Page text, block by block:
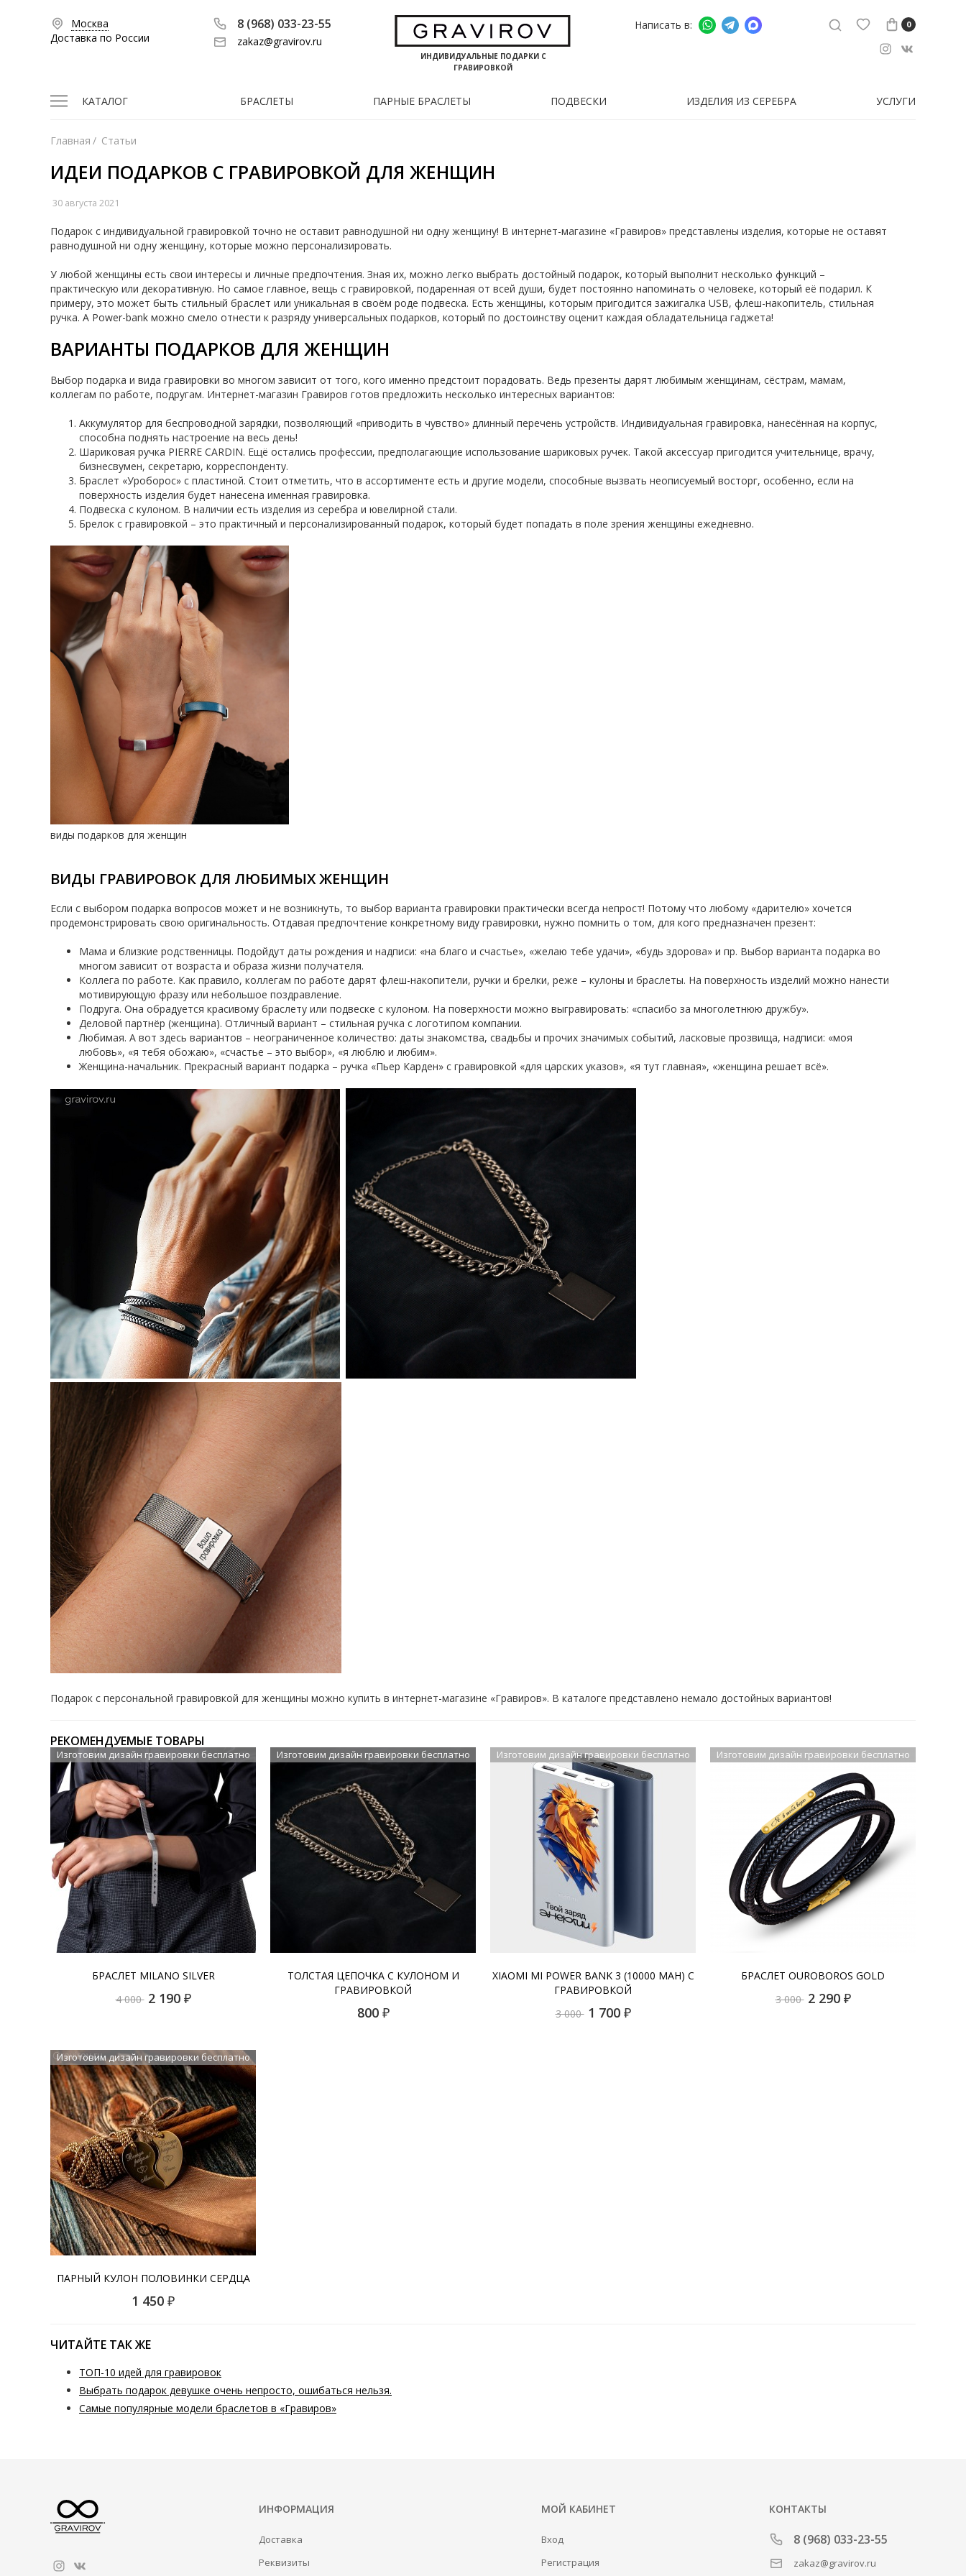
Москва
Доставка по России
8 (968) 033-23-55
zakaz@gravirov.ru
ИНДИВИДУАЛЬНЫЕ ПОДАРКИ С
ГРАВИРОВКОЙ
Написать в: 0
КАТАЛОГ БРАСЛЕТЫ ПАРНЫЕ БРАСЛЕТЫ ПОДВЕСКИ ИЗДЕЛИЯ ИЗ СЕРЕБРА УСЛУГИ
Главная / Статьи
ИДЕИ ПОДАРКОВ С ГРАВИРОВКОЙ ДЛЯ ЖЕНЩИН
30 августа 2021
Подарок с индивидуальной гравировкой точно не оставит равнодушной ни одну женщину! В интернет-магазине «Гравиров» представлены изделия, которые не оставят
равнодушной ни одну женщину, которые можно персонализировать.
У любой женщины есть свои интересы и личные предпочтения. Зная их, можно легко выбрать достойный подарок, который выполнит несколько функций –
практическую или декоративную. Но самое главное, вещь с гравировкой, подаренная от всей души, будет постоянно напоминать о человеке, который её подарил. К
примеру, это может быть стильный браслет или уникальная в своём роде подвеска. Есть женщины, которым пригодится зажигалка USB, флеш-накопитель, стильная
ручка. А Power-bank можно смело отнести к разряду универсальных подарков, который по достоинству оценит каждая обладательница гаджета!
ВАРИАНТЫ ПОДАРКОВ ДЛЯ ЖЕНЩИН
Выбор подарка и вида гравировки во многом зависит от того, кого именно предстоит порадовать. Ведь презенты дарят любимым женщинам, сёстрам, мамам,
коллегам по работе, подругам. Интернет-магазин Гравиров готов предложить несколько интересных вариантов:
Аккумулятор для беспроводной зарядки, позволяющий «приводить в чувство» длинный перечень устройств. Индивидуальная гравировка, нанесённая на корпус,
способна поднять настроение на весь день!
Шариковая ручка PIERRE CARDIN. Ещё остались профессии, предполагающие использование шариковых ручек. Такой аксессуар пригодится учительнице, врачу,
бизнесвумен, секретарю, корреспонденту.
Браслет «Уроборос» с пластиной. Стоит отметить, что в ассортименте есть и другие модели, способные вызвать неописуемый восторг, особенно, если на
поверхность изделия будет нанесена именная гравировка.
Подвеска с кулоном. В наличии есть изделия из серебра и ювелирной стали.
Брелок с гравировкой – это практичный и персонализированный подарок, который будет попадать в поле зрения женщины ежедневно.
виды подарков для женщин
ВИДЫ ГРАВИРОВОК ДЛЯ ЛЮБИМЫХ ЖЕНЩИН
Если с выбором подарка вопросов может и не возникнуть, то выбор варианта гравировки практически всегда непрост! Потому что любому «дарителю» хочется
продемонстрировать свою оригинальность. Отдавая предпочтение конкретному виду гравировки, нужно помнить о том, для кого предназначен презент:
Мама и близкие родственницы. Подойдут даты рождения и надписи: «на благо и счастье», «желаю тебе удачи», «будь здорова» и пр. Выбор варианта подарка во
многом зависит от возраста и образа жизни получателя.
Коллега по работе. Как правило, коллегам по работе дарят флеш-накопители, ручки и брелки, реже – кулоны и браслеты. На поверхность изделий можно нанести
мотивирующую фразу или небольшое поздравление.
Подруга. Она обрадуется красивому браслету или подвеске с кулоном. На поверхности можно выгравировать: «спасибо за многолетнюю дружбу».
Деловой партнёр (женщина). Отличный вариант – стильная ручка с логотипом компании.
Любимая. А вот здесь вариантов – неограниченное количество: даты знакомства, свадьбы и прочих значимых событий, ласковые прозвища, надписи: «моя
любовь», «я тебя обожаю», «счастье – это выбор», «я люблю и любим».
Женщина-начальник. Прекрасный вариант подарка – ручка «Пьер Карден» с гравировкой «для царских указов», «я тут главная», «женщина решает всё».
Подарок с персональной гравировкой для женщины можно купить в интернет-магазине «Гравиров». В каталоге представлено немало достойных вариантов!
РЕКОМЕНДУЕМЫЕ ТОВАРЫ
Изготовим дизайн гравировки бесплатно
БРАСЛЕТ MILANO SILVER
4 000 2 190 ₽
Изготовим дизайн гравировки бесплатно
ТОЛСТАЯ ЦЕПОЧКА С КУЛОНОМ И
ГРАВИРОВКОЙ
800 ₽
Изготовим дизайн гравировки бесплатно
XIAOMI MI POWER BANK 3 (10000 MAH) С
ГРАВИРОВКОЙ
3 000 1 700 ₽
Изготовим дизайн гравировки бесплатно
БРАСЛЕТ OUROBOROS GOLD
3 000 2 290 ₽
Изготовим дизайн гравировки бесплатно
ПАРНЫЙ КУЛОН ПОЛОВИНКИ СЕРДЦА
1 450 ₽
ЧИТАЙТЕ ТАК ЖЕ
ТОП-10 идей для гравировок
Выбрать подарок девушке очень непросто, ошибаться нельзя.
Самые популярные модели браслетов в «Гравиров»
ИНФОРМАЦИЯ
Доставка
Реквизиты
МОЙ КАБИНЕТ
Вход
Регистрация
КОНТАКТЫ
8 (968) 033-23-55
zakaz@gravirov.ru